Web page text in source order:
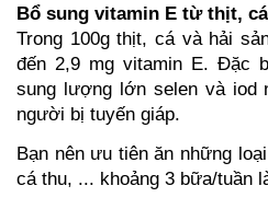
Bổ sung vitamin E từ thịt,
Trong 100g thịt, cá và hải
đến 2,9 mg vitamin E. Đặc
sung lượng lớn selen và iod
người bị tuyến giáp.
Bạn nên ưu tiên ăn những
cá thu, ... khoảng 3 bữa/tuần